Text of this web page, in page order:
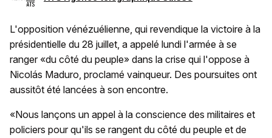
L'opposition vénézuélienne, qui revendique la victoire à la
présidentielle du 28 juillet, a appelé lundi l'armée à se
ranger «du côté du peuple» dans la crise qui l'oppose à
Nicolás Maduro, proclamé vainqueur. Des poursuites ont
aussitôt été lancées à son encontre.
«Nous lançons un appel à la conscience des militaires et
policiers pour qu'ils se rangent du côté du peuple et de